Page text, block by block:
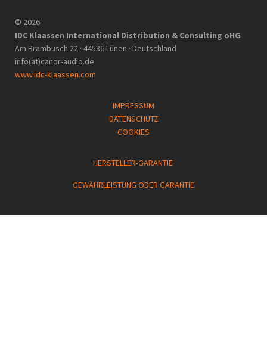
© 2026
IDC Klaassen International Distribution & Consulting oHG
Am Brambusch 22 · 44536 Lünen · Deutschland
info(at)canor-audio.de
www.idc-klaassen.com
IMPRESSUM
DATENSCHUTZ
COOKIES
HERSTELLER-GARANTIE
GEWÄHRLEISTUNG ODER GARANTIE